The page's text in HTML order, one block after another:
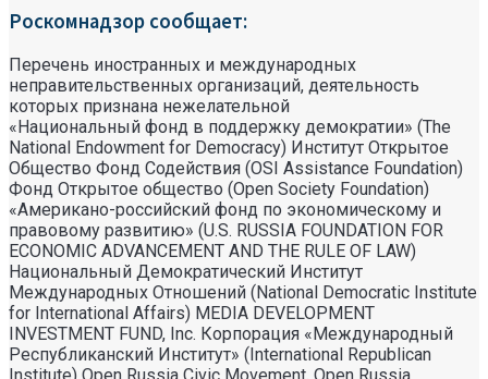
Роскомнадзор сообщает:
Перечень иностранных и международных
неправительственных организаций, деятельность
которых признана нежелательной
«Национальный фонд в поддержку демократии» (The
National Endowment for Democracy) Институт Открытое
Общество Фонд Содействия (OSI Assistance Foundation)
Фонд Открытое общество (Open Society Foundation)
«Американо-российский фонд по экономическому и
правовому развитию» (U.S. RUSSIA FOUNDATION FOR
ECONOMIC ADVANCEMENT AND THE RULE OF LAW)
Национальный Демократический Институт
Международных Отношений (National Democratic Institute
for International Affairs) MEDIA DEVELOPMENT
INVESTMENT FUND, Inc. Корпорация «Международный
Республиканский Институт» (International Republican
Institute) Open Russia Civic Movement, Open Russia